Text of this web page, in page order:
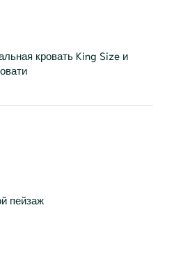
кровать King Size и
пейзаж